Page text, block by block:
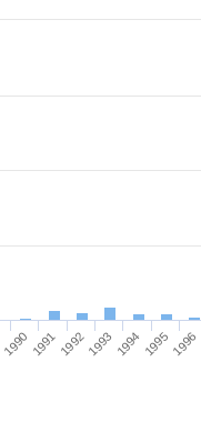
1990 199119921993 1994 19951996